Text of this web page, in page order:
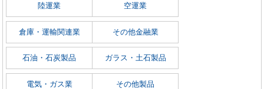
陸運業 空運業
倉庫・運輸関連業 その他金融業
石油・石炭製品 ガラス・土石製品
電気・ガス業 その他製品